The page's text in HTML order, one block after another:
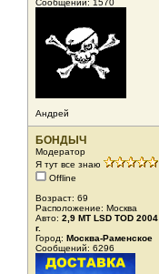
Сообщений: 1570
Андрей
БОНДЫЧ
Модератор
Я тут все знаю
Offline
Возраст: 69
Расположение: Москва
Авто: 2,9 МТ LSD ТОD 2004
г.
Город: Москва-Раменское
Сообщений: 6296